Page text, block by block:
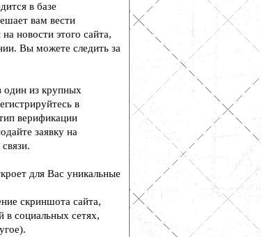
в базе
вам вести
новости этого сайта,
Вы можете следить за
один из крупных
в
верификации
заявку на
для Вас уникальные
скриншота сайта,
в социальных сетях,